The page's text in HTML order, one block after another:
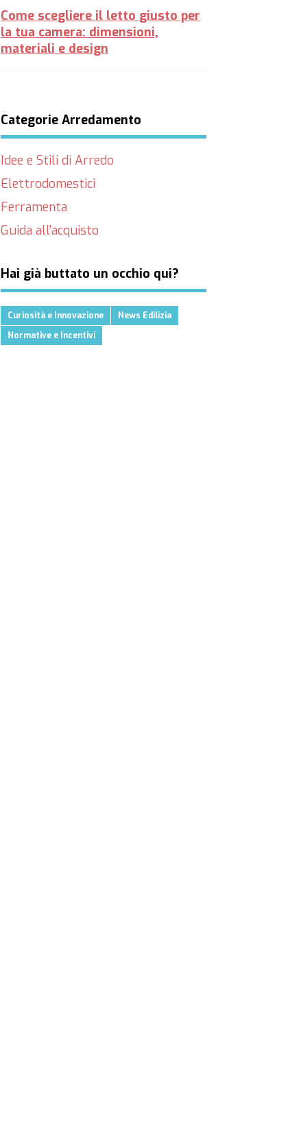
Come scegliere il letto giusto per
la tua camera: dimensioni,
materiali e design
Categorie Arredamento
Idee e Stili di Arredo
Elettrodomestici
Ferramenta
Guida all’acquisto
Hai già buttato un occhio qui?
Curiosità e Innovazione
News Edilizia
Normative e Incentivi